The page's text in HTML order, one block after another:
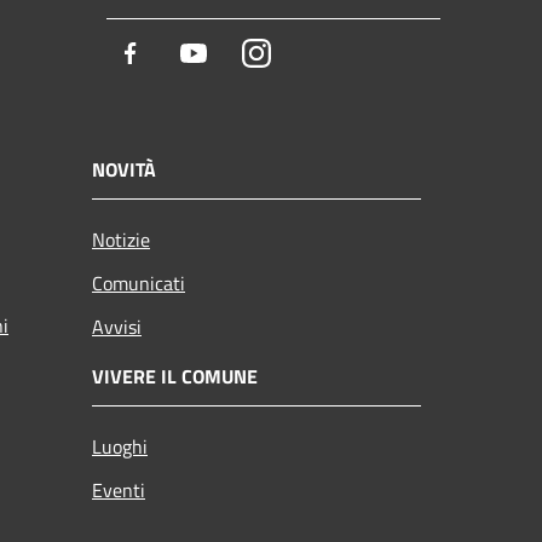
Facebook YoutubeInstagram
NOVITÀ
Notizie
Comunicati
Avvisi
VIVERE IL COMUNE
Luoghi
Eventi